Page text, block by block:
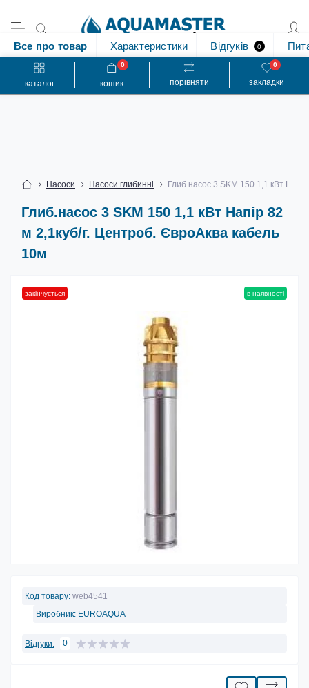
каталог порівняти закладки
0
кошик
0
Насоси Насоси глибинні Глиб.насос 3 SKM 150 1,1 кВт
Глиб.насос 3 SKM 150 1,1 кВт Напір 82
м 2,1куб/г. Центроб. ЄвроАква кабель
10м
Все про товар Характеристики Відгуків 0
закінчується в наявності
Код товару: web4541
Виробник: EUROAQUA
Відгуки: 0